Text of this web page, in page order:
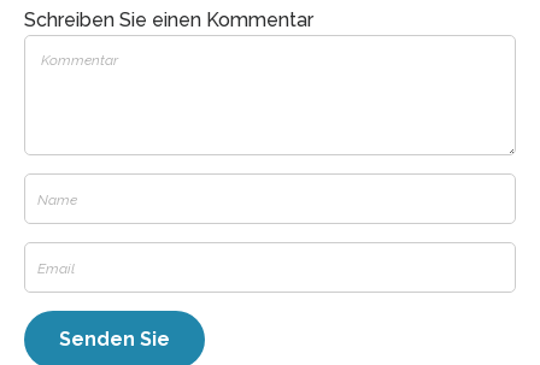
Schreiben Sie einen Kommentar